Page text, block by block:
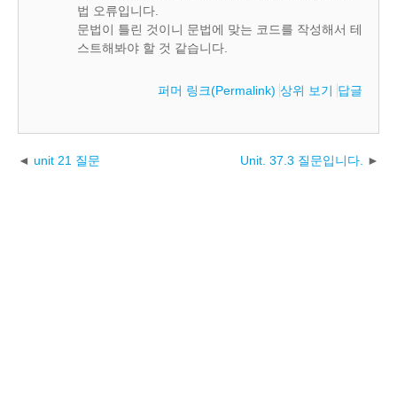
법 오류입니다.
문법이 틀린 것이니 문법에 맞는 코드를 작성해서 테
스트해봐야 할 것 같습니다.
퍼머 링크(Permalink) 상위 보기 답글
unit 21 질문 Unit. 37.3 질문입니다.